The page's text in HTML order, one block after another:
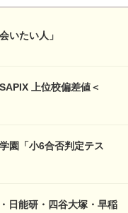
いたい人」
上位校偏差値＜
園「小6合否判定テス
日能研・四谷大塚・早稲